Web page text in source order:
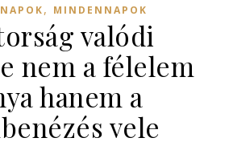
, MINDENNAPOK
valódi
nem a félelem
hanem a
vele